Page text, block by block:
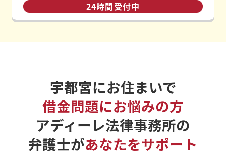
24時間受付中
宇都宮にお住まいで
借金問題にお悩みの方
アディーレ法律事務所の
弁護士があなたをサポート